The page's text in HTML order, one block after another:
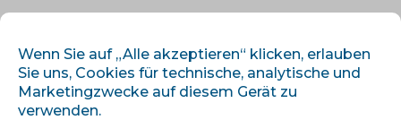
Wenn Sie auf „Alle akzeptieren“ klicken, erlauben
Sie uns, Cookies für technische, analytische und
Marketingzwecke auf diesem Gerät zu
verwenden.